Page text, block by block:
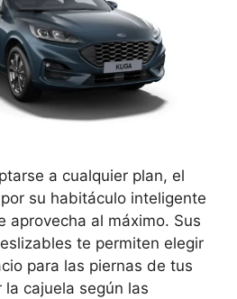
a cualquier plan, el
su habitáculo inteligente
aprovecha al máximo. Sus
te permiten elegir
para las piernas de tus
la cajuela según las